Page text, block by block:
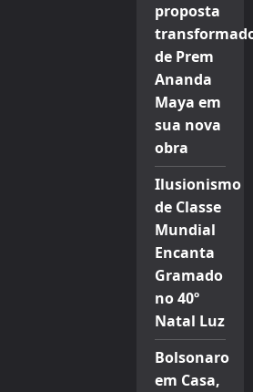
proposta
de Prem
Ananda
Maya em
sua nova
obra
Ilusionismo
de Classe
Mundial
Encanta
Gramado
no 40º
Natal Luz
Bolsonaro
em Casa,